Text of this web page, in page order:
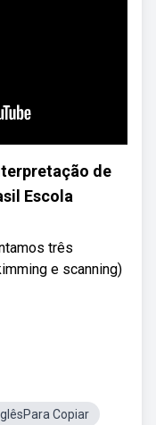
de
Escola
três
e scanning)
Copiar